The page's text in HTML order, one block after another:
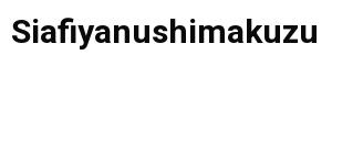
Saltar
Siafiyanushimakuzu